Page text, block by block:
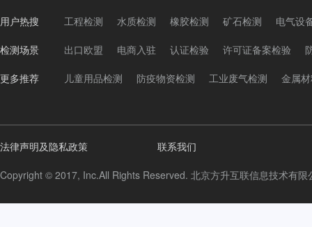
用户热搜 工程检测 水质检测 橡胶检测 矿石检测 电气设
检测场景 出口欧盟 电商入驻 认证检验 许可证备案检验
更多推荐 儿童用品检测 防疫物资检测 工业废气检测 金属
法律声明及隐私政策 联系我们
Copyright © 2017, Inc.All Rights Reserved. 北京方升互联信息技术有